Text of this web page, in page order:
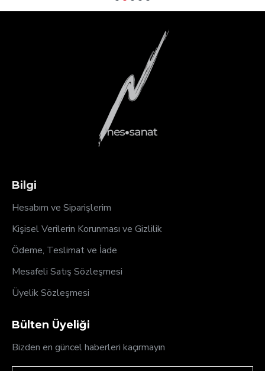
Bilgi
Hesabım ve Siparişlerim
Kişisel Verilerin Korunması ve Gizlilik
Ödeme, Teslimat ve İade
Mesafeli Satış Sözleşmesi
Üyelik Sözleşmesi
Bülten Üyeliği
Bizden en güncel haberleri kaçırmayın